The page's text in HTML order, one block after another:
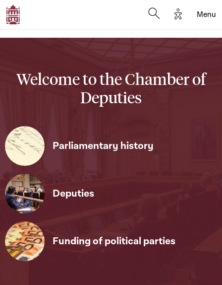
Options
Menu
Welcome to the Chamber of
Deputies
Parliamentary history
Deputies
Funding of political parties